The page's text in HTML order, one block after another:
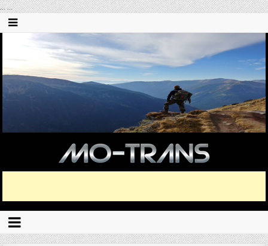
......